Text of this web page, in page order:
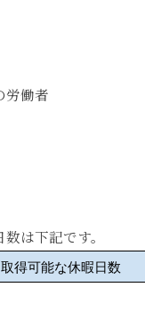
労働者
は下記です。
取得可能な休暇日数